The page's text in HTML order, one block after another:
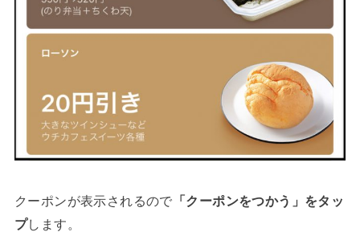
クーポンが表示されるので 「クーポンをつかう」をタッ
プします。